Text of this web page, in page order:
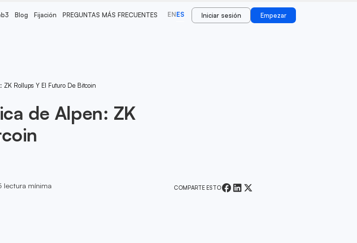
Blog Fijación PREGUNTAS MÁS FRECUENTES ENES Iniciar sesión Empezar
Rollups Y El Futuro De Bitcoin
de Alpen: ZK
lectura mínima COMPARTE ESTO